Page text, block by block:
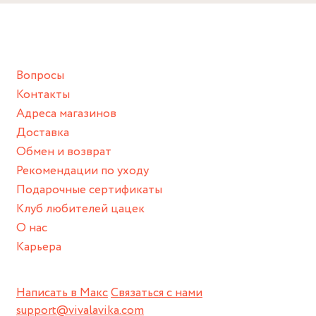
Снимайте ваше украшение перед купанием (и в море, и в
спортивный инвентарь).
Храните изделие в сухом месте.
Для надежного хранения мы доставляем все изделия в
нашей фирменной коробке или упаковке бренда.
Пожалуйста, используйте эту упаковку для хранения,
пока не носите украшение на себе.
Написать в МаксСвязаться с нами
support@vivalavika.com
Вопросы
Контакты
Адреса магазинов
Доставка
Обмен и возврат
Рекомендации по уходу
Подарочные сертификаты
Клуб любителей цацек
О нас
Карьера